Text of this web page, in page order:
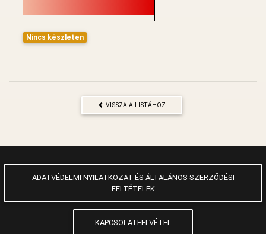
Nincs készleten
VISSZA A LISTÁHOZ
ADATVÉDELMI NYILATKOZAT ÉS ÁLTALÁNOS SZERZŐDÉSI
FELTÉTELEK
KAPCSOLATFELVÉTEL